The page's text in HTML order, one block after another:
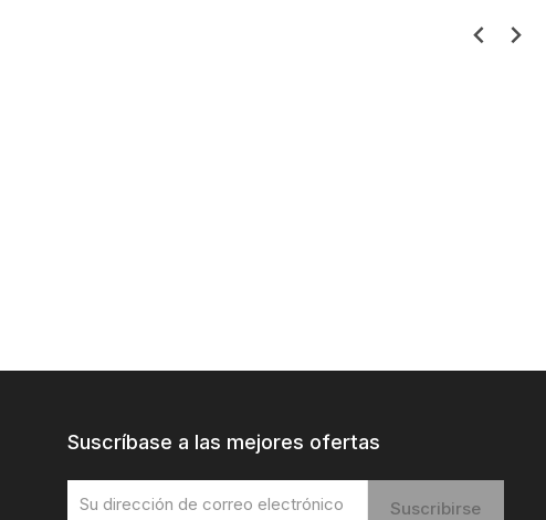
Suscríbase a las mejores ofertas